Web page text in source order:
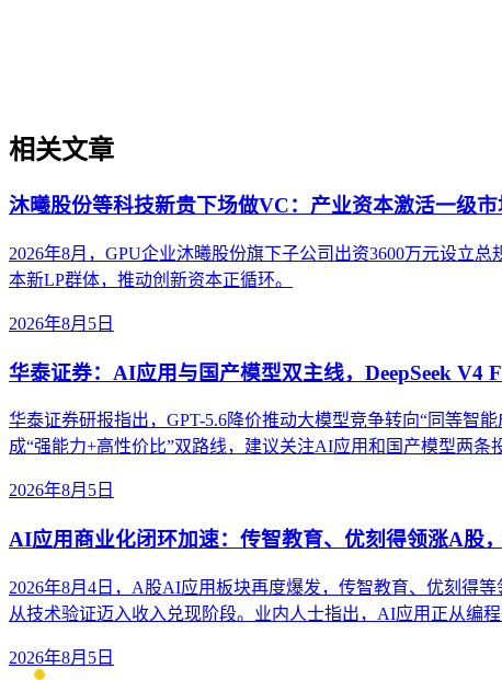
相关文章
沐曦股份等科技新贵下场做VC：产业资本激活一级
2026年8月，GPU企业沐曦股份旗下子公司出资3600万元设立
本新LP群体，推动创新资本正循环。
2026年8月5日
华泰证券：AI应用与国产模型双主线，DeepSeek V4
华泰证券研报指出，GPT-5.6降价推动大模型竞争转向“同等智
成“强能力+高性价比”双路线，建议关注AI应用和国产模型两条
2026年8月5日
AI应用商业化闭环加速：传智教育、优刻得领涨A股
2026年8月4日，A股AI应用板块再度爆发，传智教育、优刻得
从技术验证迈入收入兑现阶段。业内人士指出，AI应用正从编
2026年8月5日